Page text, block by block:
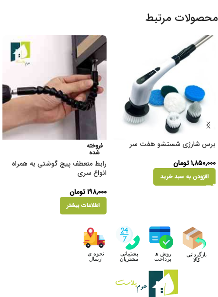
محصولات مرتبط
برس شارژی شستشو هفت سر
۱,۸۵۰,۰۰۰تومان
افزودن به سبد خرید
فروخته
شده
رابط منعطف پیچ گوشتی به همراه
انواع سری
۱۹۸,۰۰۰تومان
اطلاعات بیشتر
بازگردانی
کالا
روش ها
پرداخت
پشتیبانی
مشتریان
نحوه ی
ارسال